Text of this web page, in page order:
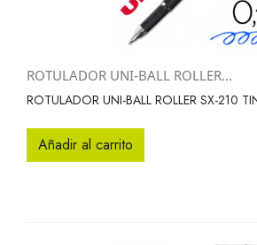
ROTULADOR UNI-BALL ROLLER...
ROTULADOR UNI-BALL ROLLER SX-210
Añadir al carrito